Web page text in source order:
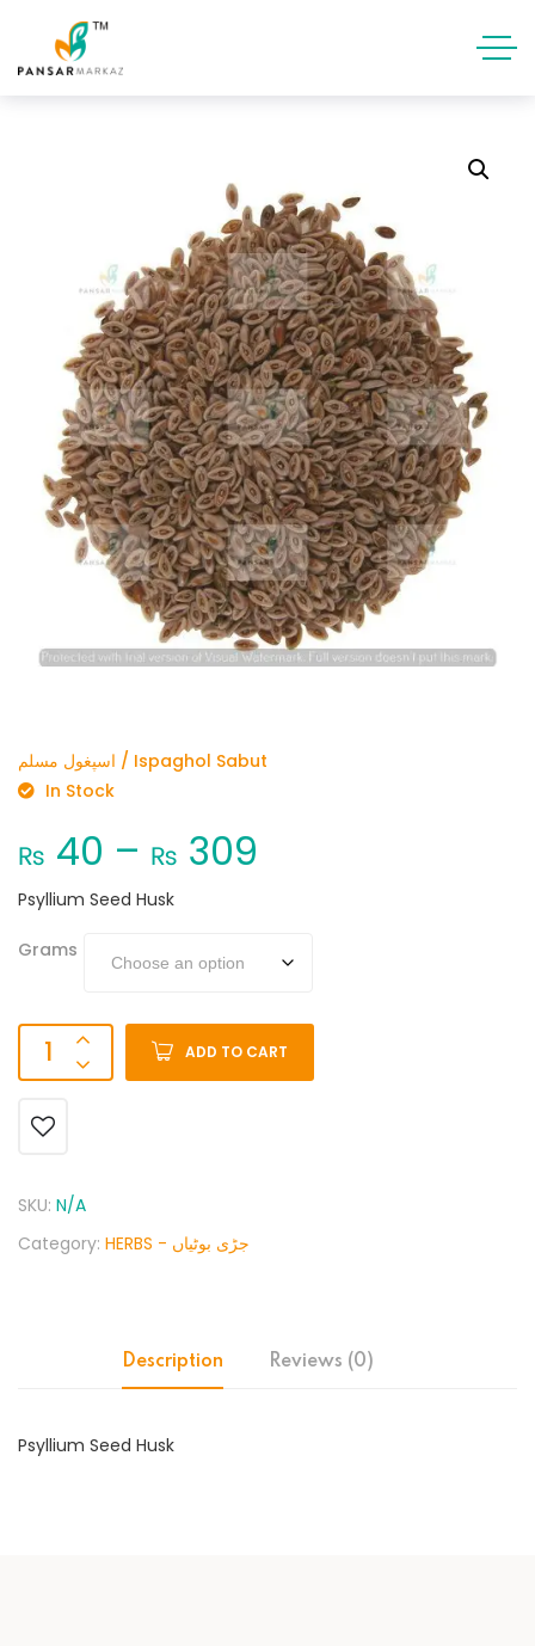
اسپغول مسلم / Ispaghol Sabut
In Stock
₨ 40 – ₨ 309
Psyllium Seed Husk
Grams
ADD TO CART
SKU: N/A
Category:
HERBS - جڑی بوٹیاں
Description Reviews (0)
Psyllium Seed Husk